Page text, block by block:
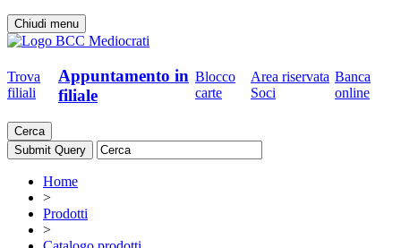
Chiudi menu
Trova
filiali
Appuntamento in
filiale
Blocco
carte
Area riservata
Soci
Banca
online
Cerca
Home
>
Prodotti
>